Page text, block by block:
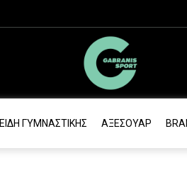
ΕΊΔΗ ΓΥΜΝΑΣΤΙΚΉΣ ΑΞΕΣΟΥΆΡ